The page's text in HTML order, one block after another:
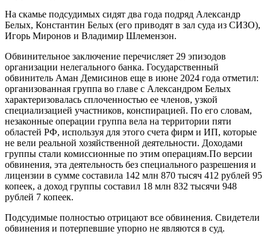
На скамье подсудимых сидят два года подряд Александр
Белых, Константин Белых (его приводят в зал суда из СИЗО),
Игорь Миронов и Владимир Шлемензон.
Обвинительное заключение перечисляет 29 эпизодов
организации нелегального банка. Государственный
обвинитель Аман Демисинов еще в июне 2024 года отметил:
организованная группа во главе с Александром Белых
характеризовалась сплоченностью ее членов, узкой
специализацией участников, конспирацией. По его словам,
незаконные операции группа вела на территории пяти
областей РФ, используя для этого счета фирм и ИП, которые
не вели реальной хозяйственной деятельности. Доходами
группы стали комиссионные по этим операциям.По версии
обвинения, эта деятельность без специального разрешения и
лицензии в сумме составила 142 млн 870 тысяч 412 рублей 95
копеек, а доход группы составил 18 млн 832 тысячи 948
рублей 7 копеек.
Подсудимые полностью отрицают все обвинения. Свидетели
обвинения и потерпевшие упорно не являются в суд.